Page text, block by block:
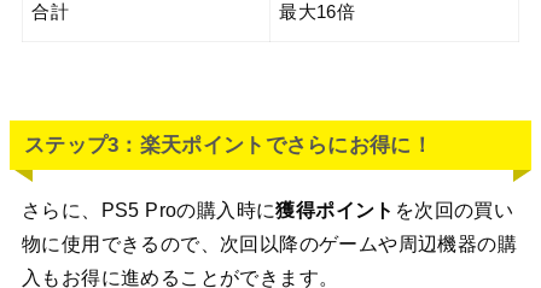
合計 最大16倍
ステップ3：楽天ポイントでさらにお得に！
さらに、PS5 Proの購入時に獲得ポイント を次回の買い
物に使用できるので、次回以降のゲームや周辺機器の購
入もお得に進めることができます。